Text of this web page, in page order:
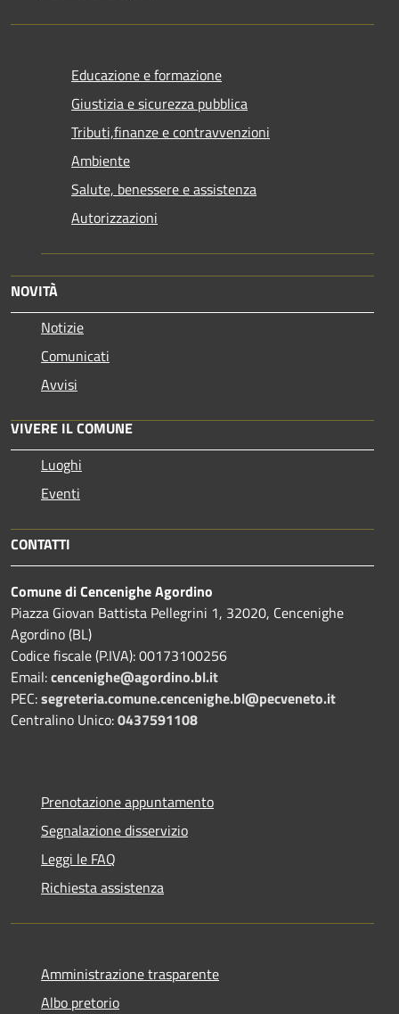
Educazione e formazione
Giustizia e sicurezza pubblica
Tributi,finanze e contravvenzioni
Ambiente
Salute, benessere e assistenza
Autorizzazioni
NOVITÀ
Notizie
Comunicati
Avvisi
VIVERE IL COMUNE
Luoghi
Eventi
CONTATTI
Comune di Cencenighe Agordino
Piazza Giovan Battista Pellegrini 1, 32020, Cencenighe
Agordino (BL)
Codice fiscale (P.IVA): 00173100256
Email:cencenighe@agordino.bl.it
PEC:segreteria.comune.cencenighe.bl@pecveneto.it
Centralino Unico:0437591108
Prenotazione appuntamento
Segnalazione disservizio
Leggi le FAQ
Richiesta assistenza
Amministrazione trasparente
Albo pretorio